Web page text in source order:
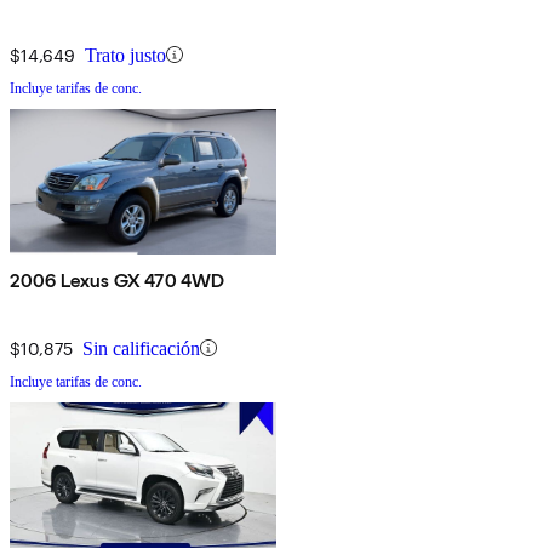
$14,649 Trato justo
Incluye tarifas de conc.
2006 Lexus GX 470 4WD
$10,875 Sin calificación
Incluye tarifas de conc.